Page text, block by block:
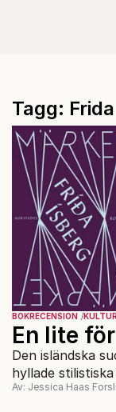
Tagg:
BOKRECENSION KULTUR
En lite
Den isländska
hyllade
Av: Jessica Haas